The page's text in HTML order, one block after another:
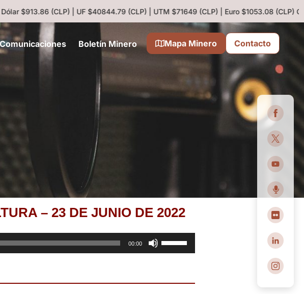
$913.86 (CLP) | UF $40844.79 (CLP) | UTM $71649 (CLP) | Euro $1053.08 (CLP)
Comunicaciones Boletín Minero Mapa Minero Contacto
– 23 DE JUNIO DE 2022
00:00